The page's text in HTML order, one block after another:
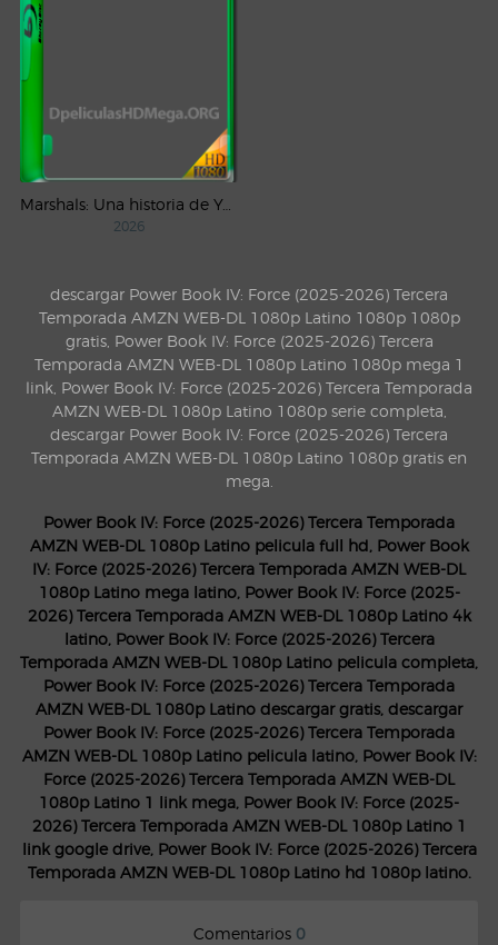
Marshals: Una historia de Yellowstone (2026) AMZN Temporada 1 WEB-DL 1080p Latino
2026
descargar Power Book IV: Force (2025-2026) Tercera
Temporada AMZN WEB-DL 1080p Latino 1080p 1080p
gratis, Power Book IV: Force (2025-2026) Tercera
Temporada AMZN WEB-DL 1080p Latino 1080p mega 1
link, Power Book IV: Force (2025-2026) Tercera Temporada
AMZN WEB-DL 1080p Latino 1080p serie completa,
descargar Power Book IV: Force (2025-2026) Tercera
Temporada AMZN WEB-DL 1080p Latino 1080p gratis en
mega.
Power Book IV: Force (2025-2026) Tercera Temporada
AMZN WEB-DL 1080p Latino pelicula full hd, Power Book
IV: Force (2025-2026) Tercera Temporada AMZN WEB-DL
1080p Latino mega latino, Power Book IV: Force (2025-
2026) Tercera Temporada AMZN WEB-DL 1080p Latino 4k
latino, Power Book IV: Force (2025-2026) Tercera
Temporada AMZN WEB-DL 1080p Latino pelicula completa,
Power Book IV: Force (2025-2026) Tercera Temporada
AMZN WEB-DL 1080p Latino descargar gratis, descargar
Power Book IV: Force (2025-2026) Tercera Temporada
AMZN WEB-DL 1080p Latino pelicula latino, Power Book IV:
Force (2025-2026) Tercera Temporada AMZN WEB-DL
1080p Latino 1 link mega, Power Book IV: Force (2025-
2026) Tercera Temporada AMZN WEB-DL 1080p Latino 1
link google drive, Power Book IV: Force (2025-2026) Tercera
Temporada AMZN WEB-DL 1080p Latino hd 1080p latino.
Comentarios 0